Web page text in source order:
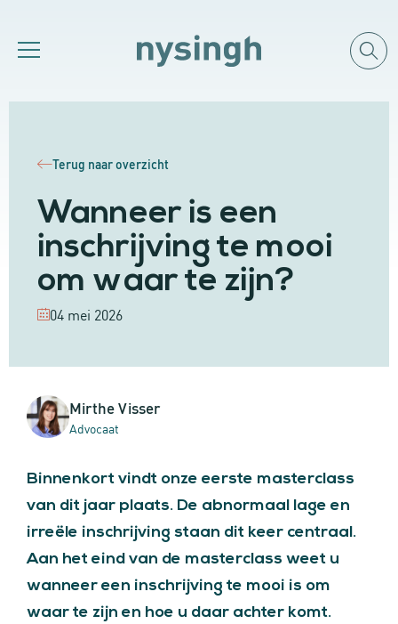
Terug naar overzicht
Wanneer is een
inschrijving te mooi
om waar te zijn?
04 mei 2026
Mirthe Visser
Advocaat
Binnenkort vindt onze eerste masterclass
van dit jaar plaats. De abnormaal lage en
irreële inschrijving staan dit keer centraal.
Aan het eind van de masterclass weet u
wanneer een inschrijving te mooi is om
waar te zijn en hoe u daar achter komt.